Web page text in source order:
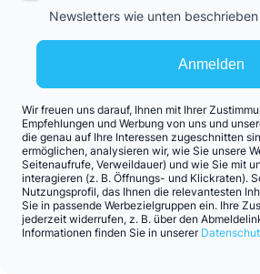
Anmelden
Newsletters wie unten
Wir freuen uns darauf, Ihnen mit Ihrer
Empfehlungen und Werbung von uns und
die genau auf Ihre Interessen zugeschnitten
ermöglichen, analysieren wir, wie Sie unsere
Seitenaufrufe, Verweildauer) und wie Sie mit
interagieren (z. B. Öffnungs- und Klickraten).
Nutzungsprofil, das Ihnen die relevantesten
Sie in passende Werbezielgruppen ein. Ihre
jederzeit widerrufen, z. B. über den
Informationen finden Sie in unserer